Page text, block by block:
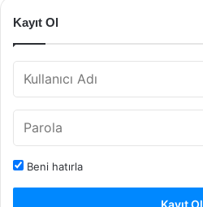
Kayıt Ol
Beni hatırla
Kayıt Ol